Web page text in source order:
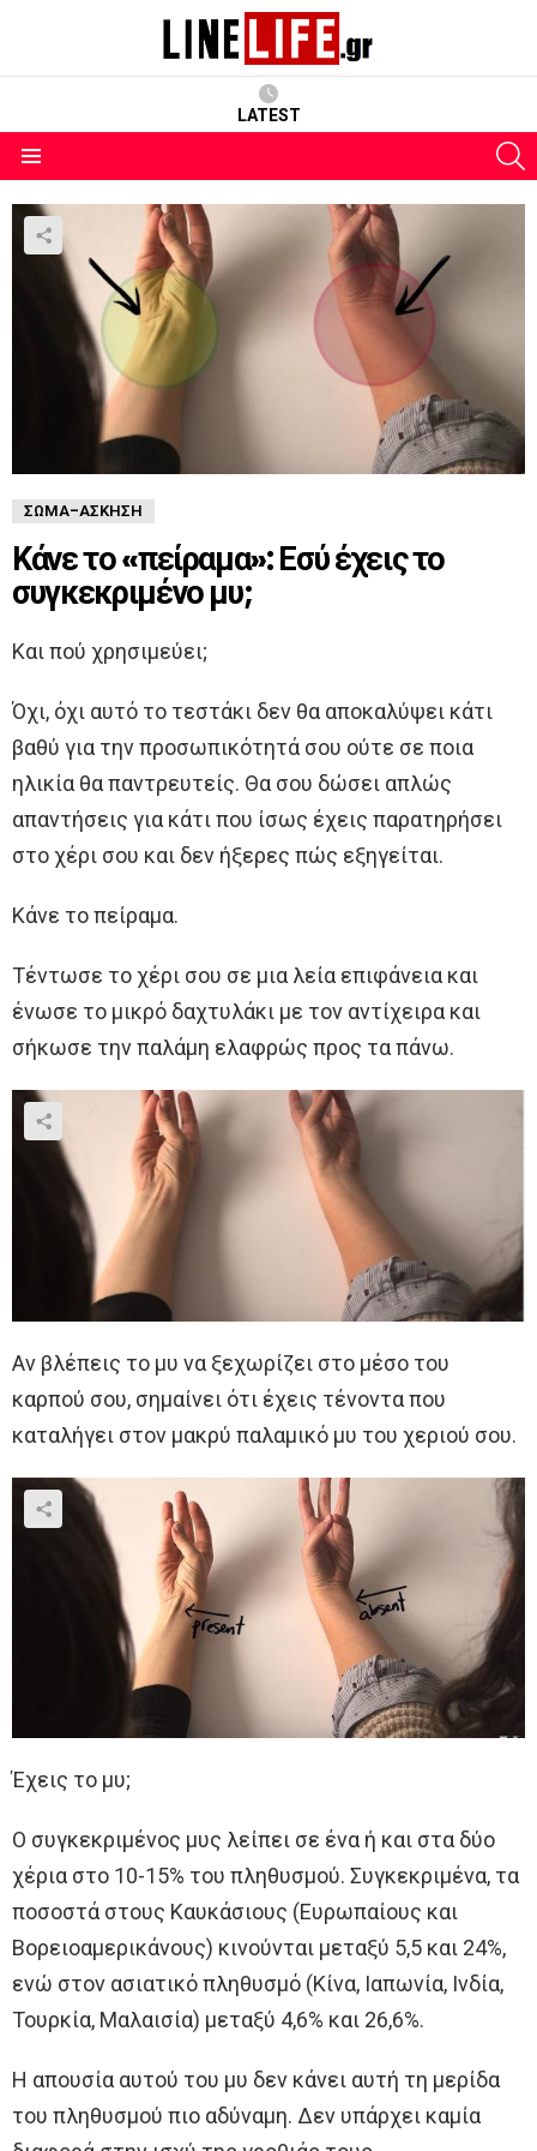
LATEST
ΣΏΜΑ-ΆΣΚΗΣΗ
Κάνε το «πείραμα»: Εσύ έχεις το
συγκεκριμένο μυ;
Και πού χρησιμεύει;
Όχι, όχι αυτό το τεστάκι δεν θα αποκαλύψει κάτι
βαθύ για την προσωπικότητά σου ούτε σε ποια
ηλικία θα παντρευτείς. Θα σου δώσει απλώς
απαντήσεις για κάτι που ίσως έχεις παρατηρήσει
στο χέρι σου και δεν ήξερες πώς εξηγείται.
Κάνε το πείραμα.
Τέντωσε το χέρι σου σε μια λεία επιφάνεια και
ένωσε το μικρό δαχτυλάκι με τον αντίχειρα και
σήκωσε την παλάμη ελαφρώς προς τα πάνω.
Αν βλέπεις το μυ να ξεχωρίζει στο μέσο του
καρπού σου, σημαίνει ότι έχεις τένοντα που
καταλήγει στον μακρύ παλαμικό μυ του χεριού σου.
Έχεις το μυ;
Ο συγκεκριμένος μυς λείπει σε ένα ή και στα δύο
χέρια στο 10-15% του πληθυσμού. Συγκεκριμένα, τα
ποσοστά στους Καυκάσιους (Ευρωπαίους και
Βορειοαμερικάνους) κινούνται μεταξύ 5,5 και 24%,
ενώ στον ασιατικό πληθυσμό (Κίνα, Ιαπωνία, Ινδία,
Τουρκία, Μαλαισία) μεταξύ 4,6% και 26,6%.
Η απουσία αυτού του μυ δεν κάνει αυτή τη μερίδα
του πληθυσμού πιο αδύναμη. Δεν υπάρχει καμία